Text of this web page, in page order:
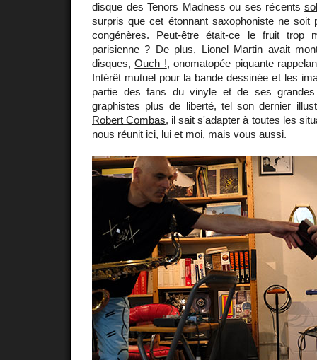
disque des Tenors Madness ou ses récents
surpris que cet étonnant saxophoniste ne soit
congénères. Peut-être était-ce le fruit trop
parisienne ? De plus, Lionel Martin avait
disques,Ouch !, onomatopée piquante
Intérêt mutuel pour la bande dessinée et les
partie des fans du vinyle et de ses
graphistes plus de liberté, tel son dernier
Robert Combas, il sait s'adapter à toutes les
nous réunit ici, lui et moi, mais vous aussi.